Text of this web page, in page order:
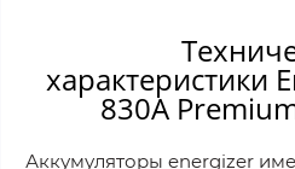
характеристики
830A
Аккумуляторы energizer